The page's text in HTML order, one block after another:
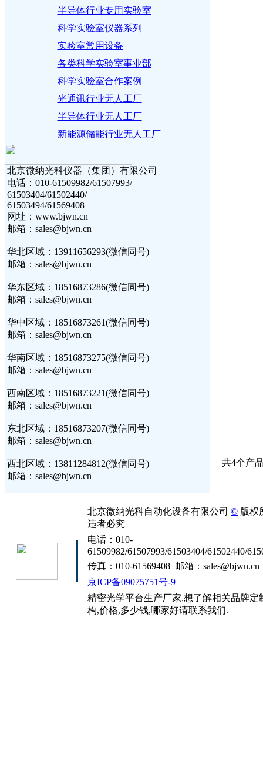
半导体行业专用实验室
科学实验室仪器系列
实验室常用设备
各类科学实验室事业部
科学实验室合作案例
光通讯行业无人工厂
半导体行业无人工厂
新能源储能行业无人工厂
北京微纳光科仪器（集团）有限公司
电话：010-61509982/61507993/
61503404/61502440/
61503494/61569408
网址：www.bjwn.cn
邮箱：sales@bjwn.cn
华北区域：13911656293(微信同号)
邮箱：sales@bjwn.cn
华东区域：18516873286(微信同号)
邮箱：sales@bjwn.cn
华中区域：18516873261(微信同号)
邮箱：sales@bjwn.cn
华南区域：18516873275(微信同号)
邮箱：sales@bjwn.cn
西南区域：18516873221(微信同号)
邮箱：sales@bjwn.cn
东北区域：18516873207(微信同号)
邮箱：sales@bjwn.cn
西北区域：13811284812(微信同号)
邮箱：sales@bjwn.cn
共4个产
北京微纳光科自动化设备有限公司 © 版权
违者必究
电话：010-
61509982/61507993/61503404/61502440/
传真：010-61569408 邮箱：sales@bjwn.cn
京ICP备09075751号-9
精密光学平台生产厂家,想了解相关品牌定
构,价格,多少钱,哪家好请联系我们.